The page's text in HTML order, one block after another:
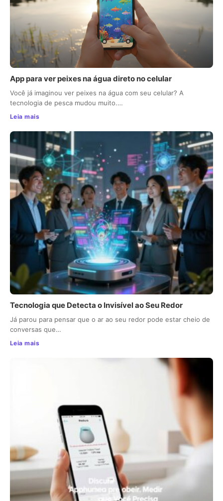
App para ver peixes na água direto no celular
Você já imaginou ver peixes na água com seu celular? A
tecnologia de pesca mudou muito.…
Leia mais
Tecnologia que Detecta o Invisível ao Seu Redor
Já parou para pensar que o ar ao seu redor pode estar cheio de
conversas que…
Leia mais